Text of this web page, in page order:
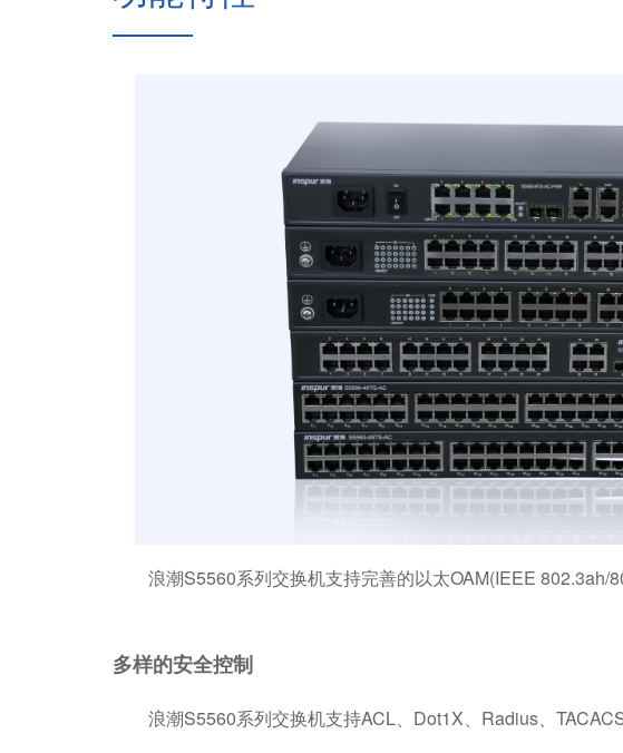
浪潮S5560系列交换机支持完善的以太OAM(IEEE 802.3ah/
多样的安全控制
浪潮S5560系列交换机支持ACL、Dot1X、Radius、